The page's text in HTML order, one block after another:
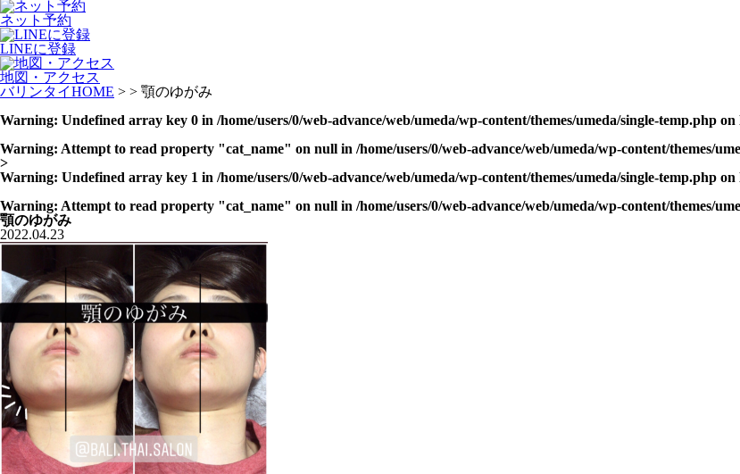
ネット予約
LINEに登録
地図・アクセス
バリンタイHOME > > 顎のゆがみ
Warning: Undefined array key 0 in /home/users/0/web-advance/web/umeda/wp-content/themes/umeda/single-temp.php on
Warning: Attempt to read property "cat_name" on null in /home/users/0/web-advance/web/umeda/wp-content/themes/
>
Warning: Undefined array key 1 in /home/users/0/web-advance/web/umeda/wp-content/themes/umeda/single-temp.php on
Warning: Attempt to read property "cat_name" on null in /home/users/0/web-advance/web/umeda/wp-content/themes/
顎のゆがみ
2022.04.23